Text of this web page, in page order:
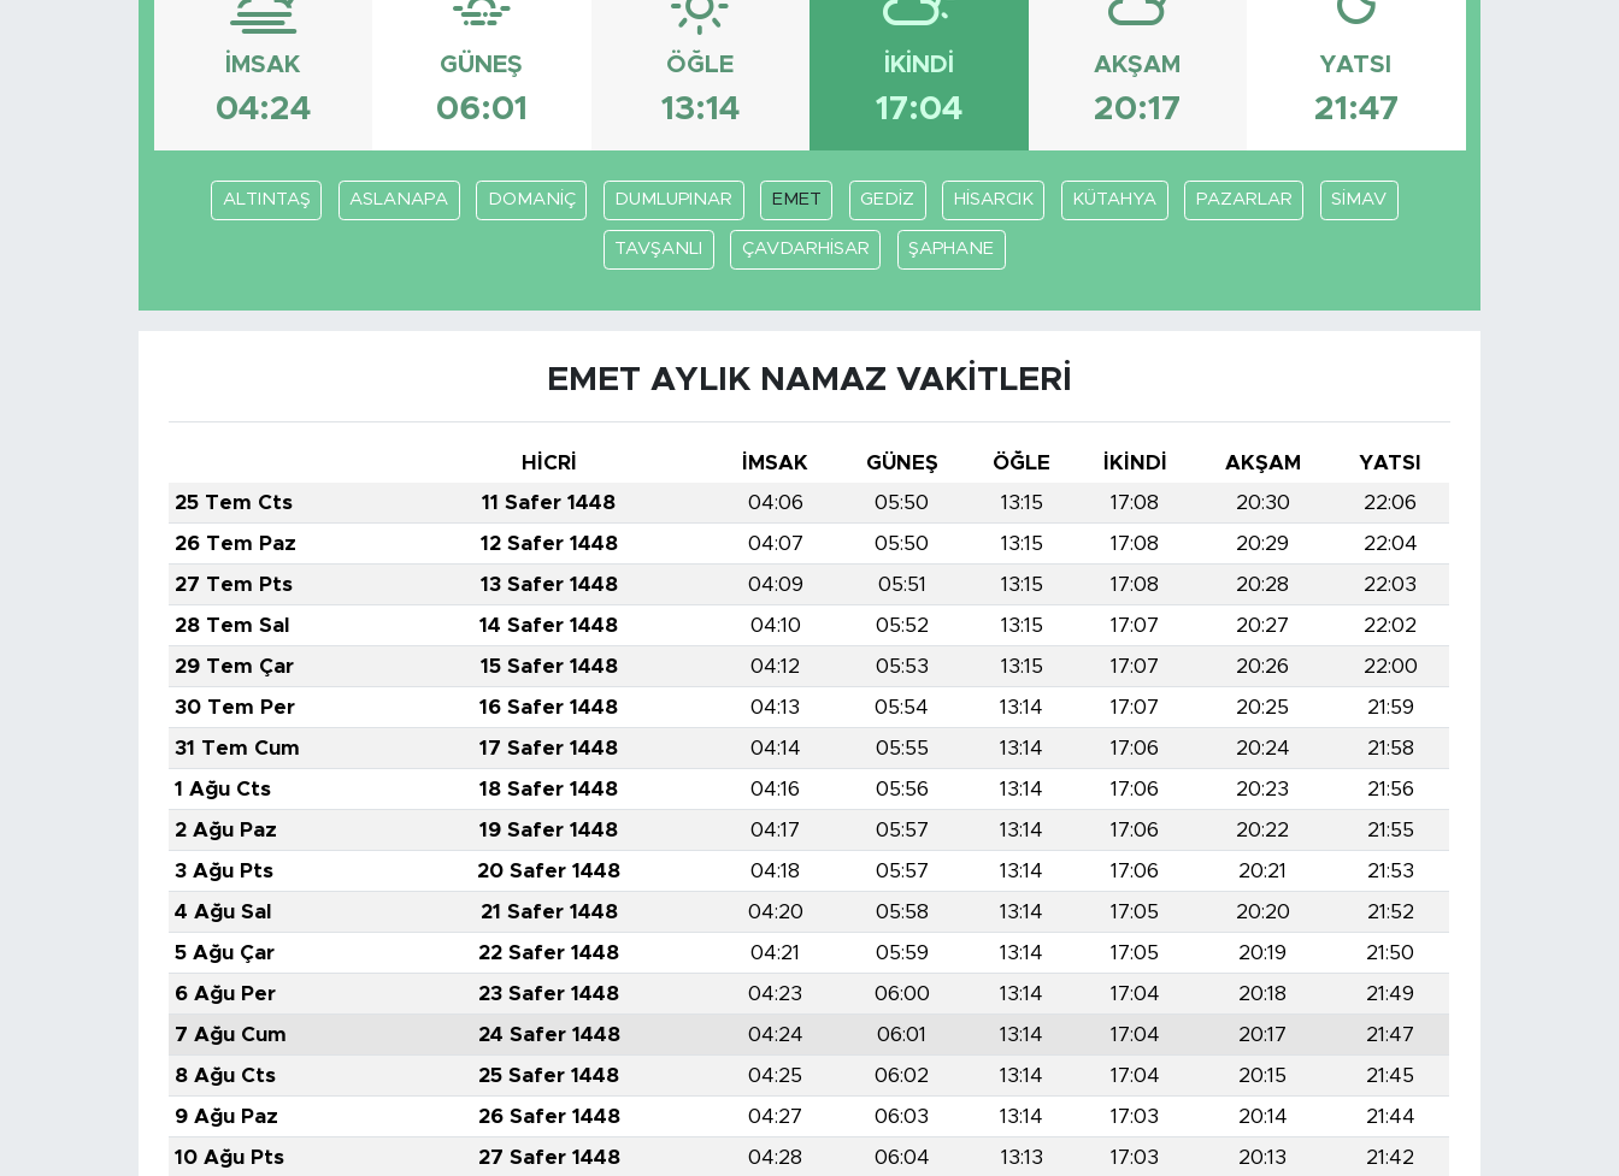
İMSAK
04:24
GÜNEŞ
06:01
ÖĞLE
13:14
İKINDI
17:04
AKŞAM
20:17
YATSI
21:47
ALTINTAŞ ASLANAPA DOMANİÇ DUMLUPINAR EMET GEDİZ HİSARCIK KÜTAHYA PAZARLAR SİMAV
TAVŞANLI ÇAVDARHİSAR ŞAPHANE
EMET AYLIK NAMAZ VAKITLERI
HİCRİ İMSAK GÜNEŞ ÖĞLE İKINDI AKŞAM
YATSI
25 Tem Cts
11 Safer 1448 04:06 05:50 13:15 17:08 20:30
22:06
26 Tem Paz
12 Safer 1448 04:07 05:50 13:15 17:08 20:29
22:04
27 Tem Pts
13 Safer 1448 04:09 05:51 13:15 17:08 20:28
22:03
28 Tem Sal
14 Safer 1448 04:10 05:52 13:15 17:07 20:27
22:02
29 Tem Çar
15 Safer 1448 04:12 05:53 13:15 17:07 20:26
22:00
30 Tem Per
16 Safer 1448 04:13 05:54 13:14 17:07 20:25
21:59
31 Tem Cum
17 Safer 1448 04:14 05:55 13:14 17:06 20:24
21:58
1 Ağu Cts
18 Safer 1448 04:16 05:56 13:14 17:06 20:23
21:56
2 Ağu Paz
19 Safer 1448 04:17 05:57 13:14 17:06 20:22
21:55
3 Ağu Pts
20 Safer 1448 04:18 05:57 13:14 17:06 20:21
21:53
4 Ağu Sal
21 Safer 1448 04:20 05:58 13:14 17:05 20:20
21:52
5 Ağu Çar
22 Safer 1448 04:21 05:59 13:14 17:05 20:19
21:50
6 Ağu Per
23 Safer 1448 04:23 06:00 13:14 17:04 20:18
21:49
7 Ağu Cum
24 Safer 1448 04:24 06:01 13:14 17:04 20:17
21:47
8 Ağu Cts
25 Safer 1448 04:25 06:02 13:14 17:04 20:15
21:45
9 Ağu Paz
26 Safer 1448 04:27 06:03 13:14 17:03 20:14
21:44
10 Ağu Pts
27 Safer 1448 04:28 06:04 13:13 17:03 20:13
21:42